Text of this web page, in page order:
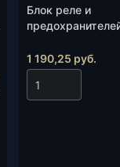
Блок реле и
1 190,25 руб.